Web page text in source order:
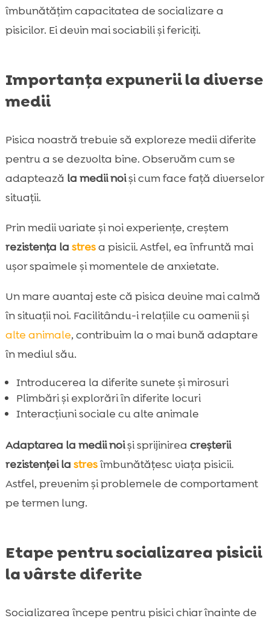
îmbunătățim capacitatea de socializare a
pisicilor. Ei devin mai sociabili și fericiți.
Importanța expunerii la diverse
medii
Pisica noastră trebuie să exploreze medii diferite
pentru a se dezvolta bine. Observăm cum se
adaptează la medii noiși cum face față diverselor
situații.
Prin medii variate și noi experiențe, creștem
rezistența la stresa pisicii. Astfel, ea înfruntă mai
ușor spaimele și momentele de anxietate.
Un mare avantaj este că pisica devine mai calmă
în situații noi. Facilitându-i relațiile cu oamenii și
alte animale, contribuim la o mai bună adaptare
în mediul său.
Introducerea la diferite sunete și mirosuri
Plimbări și explorări în diferite locuri
Interacțiuni sociale cu alte animale
Adaptarea la medii noiși sprijinirea creșterii
rezistenței la stresîmbunătățesc viața pisicii.
Astfel, prevenim și problemele de comportament
pe termen lung.
Etape pentru socializarea pisicii
la vârste diferite
Socializarea începe pentru pisici chiar înainte de